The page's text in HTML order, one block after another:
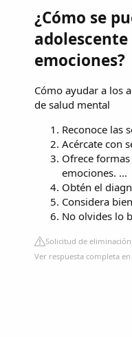
¿Cómo se
emociones?
Cómo ayudar a los
de salud mental
Reconoce las
Acércate con
Ofrece
emociones. ...
Obtén el
Considera
No olvides lo
Solicitud de eliminación
Ver respuesta completa